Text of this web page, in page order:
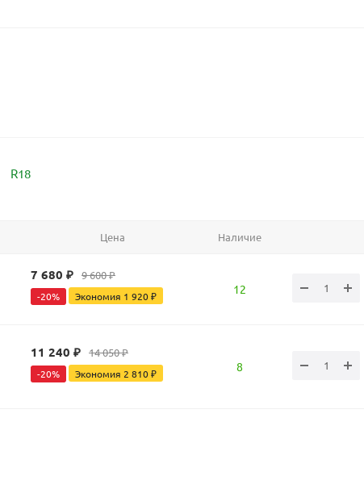
R18
Цена Наличие
7 680 ₽ 9 600₽
-20% Экономия 1 920₽ 12
11 240 ₽ 14 050₽
-20% Экономия 2 810₽ 8